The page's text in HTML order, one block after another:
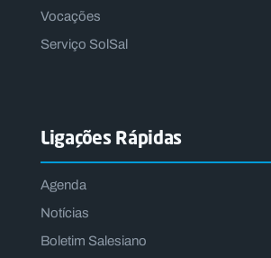
Vocações
Serviço SolSal
Ligações Rápidas
Agenda
Notícias
Boletim Salesiano